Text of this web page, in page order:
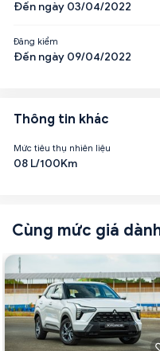
Đến ngày 03/04/2022
Đăng kiểm
Đến ngày 09/04/2022
Thông tin khác
Mức tiêu thụ nhiên liệu
08 L/100Km
Cùng mức giá